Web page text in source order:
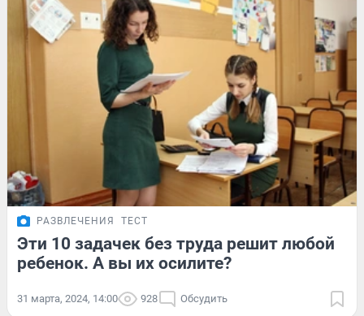
РАЗВЛЕЧЕНИЯ ТЕСТ
Эти 10 задачек без труда решит любой
ребенок. А вы их осилите?
31 марта, 2024, 14:00 928 Обсудить